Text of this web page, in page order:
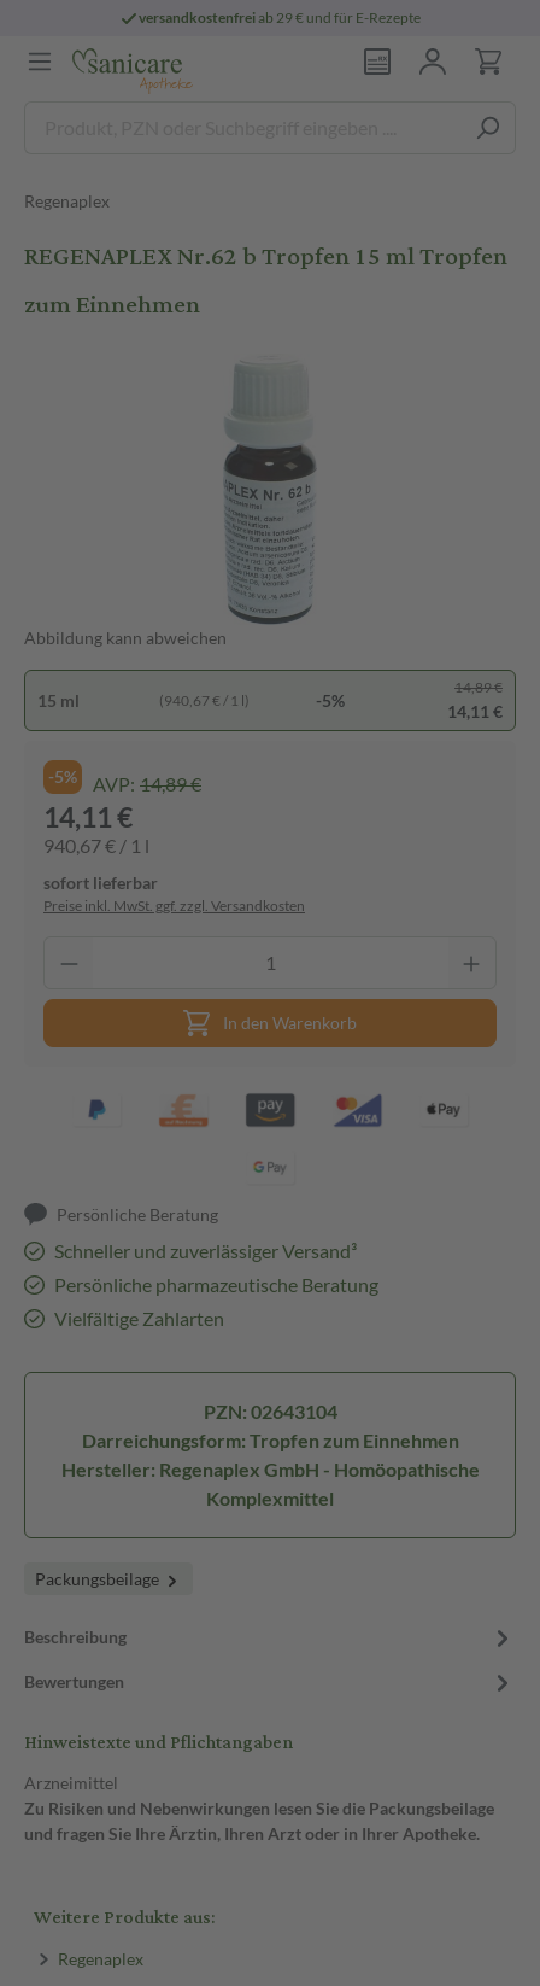
versandkostenfreiab 29 € und für E-Rezepte
Regenaplex
REGENAPLEX Nr.62 b Tropfen 15 ml Tropfen
zum Einnehmen
Abbildung kann abweichen
15 ml (940,67 € / 1 l) -5%
14,89 €
14,11 €
-5% AVP: 14,89 €
14,11 €
940,67 € / 1 l
sofort lieferbar
Preise inkl. MwSt. ggf. zzgl. Versandkosten
In den Warenkorb
Persönliche Beratung
Schneller und zuverlässiger Versand³
Persönliche pharmazeutische Beratung
Vielfältige Zahlarten
PZN: 02643104
Darreichungsform: Tropfen zum Einnehmen
Hersteller: Regenaplex GmbH - Homöopathische
Komplexmittel
Packungsbeilage
Beschreibung
Bewertungen
Hinweistexte und Pflichtangaben
Arzneimittel
Zu Risiken und Nebenwirkungen lesen Sie die Packungsbeilage
und fragen Sie Ihre Ärztin, Ihren Arzt oder in Ihrer Apotheke.
Weitere Produkte aus:
Regenaplex